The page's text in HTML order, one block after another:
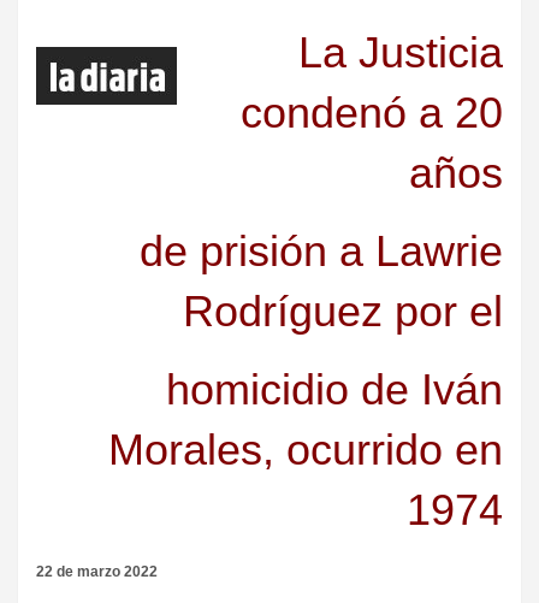
La Justicia
condenó a 20
años
de prisión a Lawrie
Rodríguez por el
homicidio de Iván
Morales, ocurrido en
1974
22 de marzo 2022